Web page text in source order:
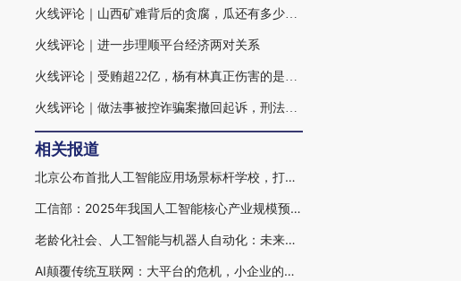
火线评论｜山西矿难背后的贪腐，瓜还有多少、蔓还有多长？
火线评论｜进一步理顺平台经济两对关系
火线评论｜受贿超22亿，杨有林真正伤害的是什么？(含视频)
火线评论｜做法事被控诈骗案撤回起诉，刑法谦抑缘何重要
相关报道
北京公布首批人工智能应用场景标杆学校，打造“人工智能+教育”新范本
工信部：2025年我国人工智能核心产业规模预计突破1.2万亿元
老龄化社会、人工智能与机器人自动化：未来投资的赢家与输家
AI颠覆传统互联网：大平台的危机，小企业的机会